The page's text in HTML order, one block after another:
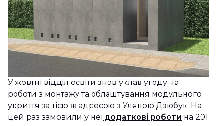
У жовтні відділ освіти знов уклав угоду на
роботи з монтажу та облаштування модульного
укриття за тією ж адресою з Уляною Дзюбук. На
цей раз замовили у неї додаткові роботи на 201